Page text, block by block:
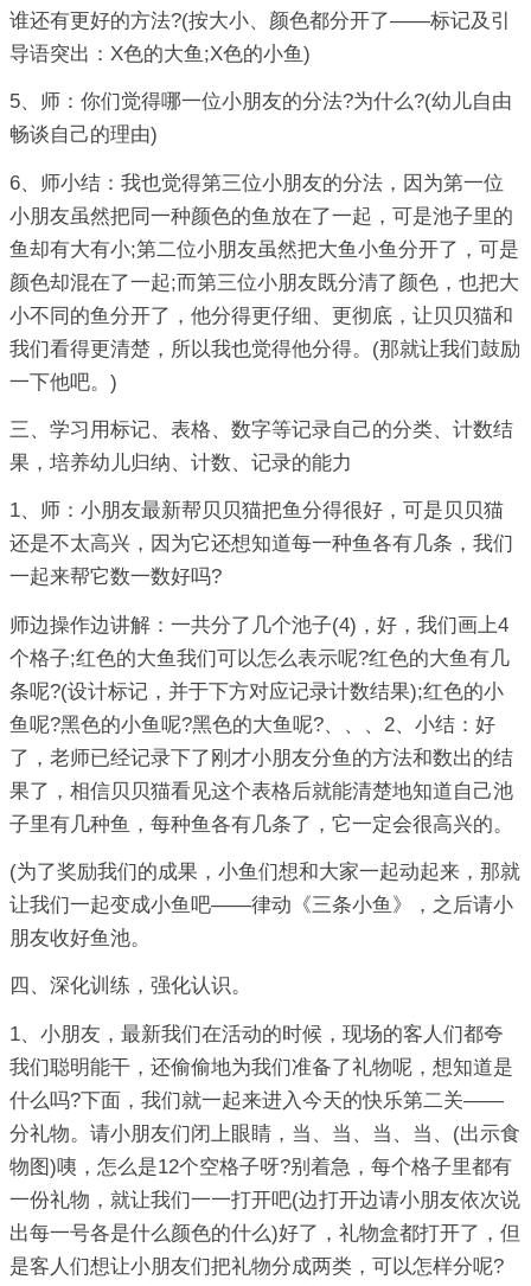
谁还有更好的方法?(按大小、颜色都分开了——标记及引
导语突出：X色的大鱼;X色的小鱼)
5、师：你们觉得哪一位小朋友的分法?为什么?(幼儿自由
畅谈自己的理由)
6、师小结：我也觉得第三位小朋友的分法，因为第一位
小朋友虽然把同一种颜色的鱼放在了一起，可是池子里的
鱼却有大有小;第二位小朋友虽然把大鱼小鱼分开了，可是
颜色却混在了一起;而第三位小朋友既分清了颜色，也把大
小不同的鱼分开了，他分得更仔细、更彻底，让贝贝猫和
我们看得更清楚，所以我也觉得他分得。(那就让我们鼓励
一下他吧。)
三、学习用标记、表格、数字等记录自己的分类、计数结
果，培养幼儿归纳、计数、记录的能力
1、师：小朋友最新帮贝贝猫把鱼分得很好，可是贝贝猫
还是不太高兴，因为它还想知道每一种鱼各有几条，我们
一起来帮它数一数好吗?
师边操作边讲解：一共分了几个池子(4)，好，我们画上4
个格子;红色的大鱼我们可以怎么表示呢?红色的大鱼有几
条呢?(设计标记，并于下方对应记录计数结果);红色的小
鱼呢?黑色的小鱼呢?黑色的大鱼呢?、、、2、小结：好
了，老师已经记录下了刚才小朋友分鱼的方法和数出的结
果了，相信贝贝猫看见这个表格后就能清楚地知道自己池
子里有几种鱼，每种鱼各有几条了，它一定会很高兴的。
(为了奖励我们的成果，小鱼们想和大家一起动起来，那就
让我们一起变成小鱼吧——律动《三条小鱼》，之后请小
朋友收好鱼池。
四、深化训练，强化认识。
1、小朋友，最新我们在活动的时候，现场的客人们都夸
我们聪明能干，还偷偷地为我们准备了礼物呢，想知道是
什么吗?下面，我们就一起来进入今天的快乐第二关——
分礼物。请小朋友们闭上眼睛，当、当、当、当、(出示食
物图)咦，怎么是12个空格子呀?别着急，每个格子里都有
一份礼物，就让我们一一打开吧(边打开边请小朋友依次说
出每一号各是什么颜色的什么)好了，礼物盒都打开了，但
是客人们想让小朋友们把礼物分成两类，可以怎样分呢?